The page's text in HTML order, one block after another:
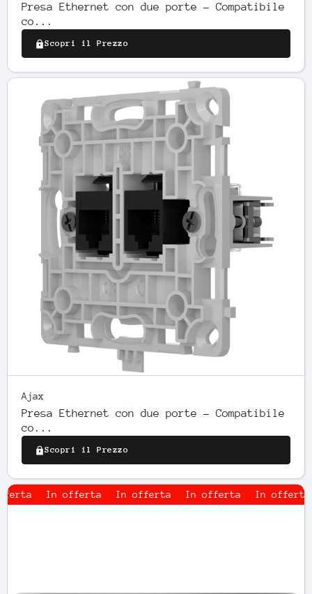
Presa Ethernet con due porte - Compatibile
co...
Scopri il Prezzo
Ajax
Presa Ethernet con due porte - Compatibile
co...
Scopri il Prezzo
In offerta In offerta In offerta In offerta In